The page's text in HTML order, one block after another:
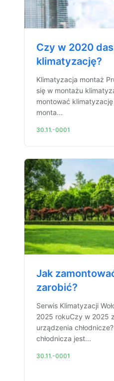
Czy w 2020
klimatyzację?
Klimatyzacja montaż
się w montażu
montować
monta...
30.11.-0001
Jak
zarobić?
Serwis Klimatyzacji
2025 rokuCzy w 2025
urządzenia
chłodnicza jest...
30.11.-0001